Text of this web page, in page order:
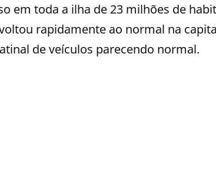
em toda a ilha de 23 milhões de
rapidamente ao normal na
de veículos parecendo normal.